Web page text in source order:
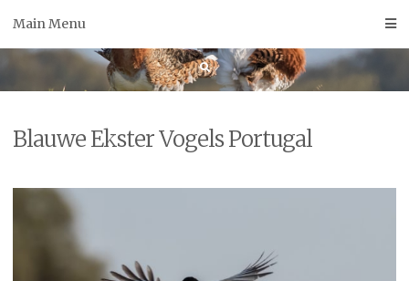
Main Menu
Blauwe Ekster Vogels Portugal